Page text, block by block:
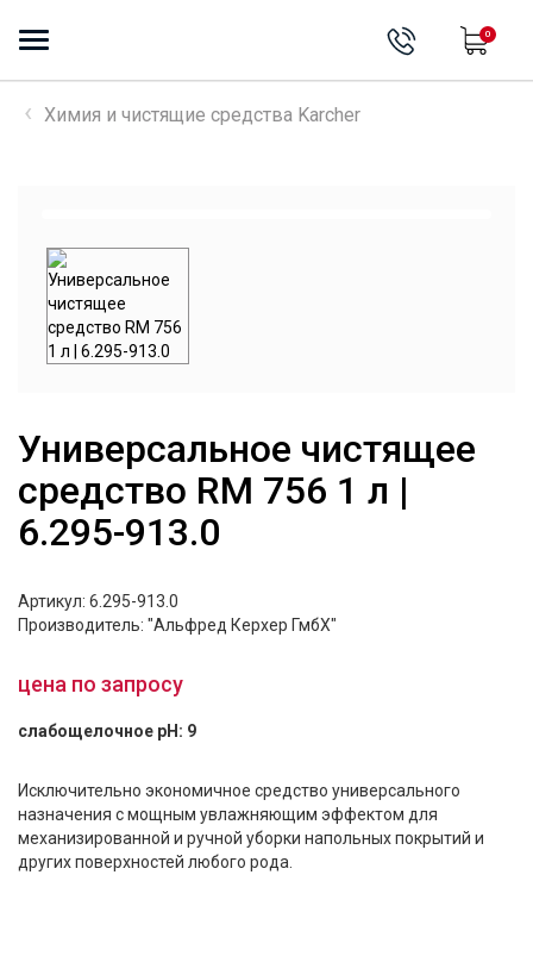
0
Химия и чистящие средства Karcher
Универсальное чистящее
средство RM 756 1 л |
6.295-913.0
Артикул: 6.295-913.0
Производитель: "Альфред Керхер ГмбХ"
цена по запросу
слабощелочное pH: 9
Исключительно экономичное средство универсального
назначения с мощным увлажняющим эффектом для
механизированной и ручной уборки напольных покрытий и
других поверхностей любого рода.